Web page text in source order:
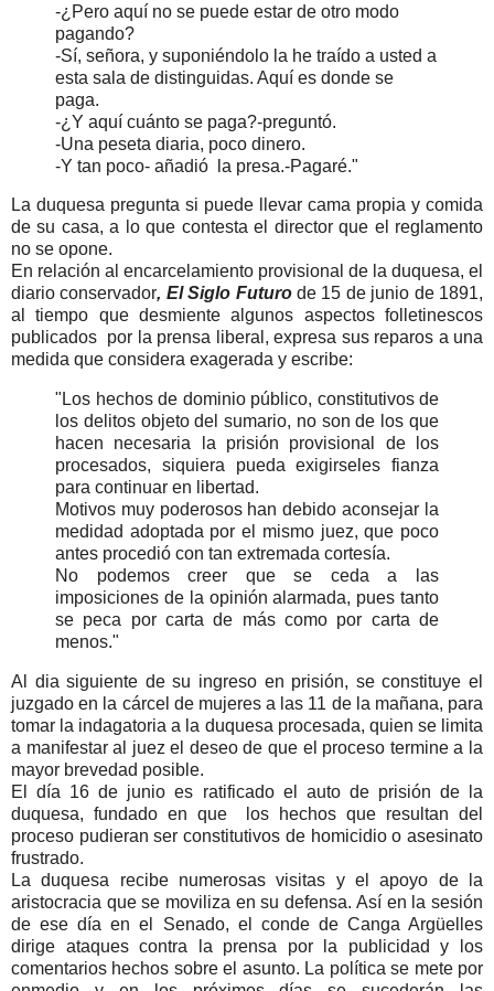
-¿Pero aquí no se puede estar de otro modo
pagando?
-Sí, señora, y suponiéndolo la he traído a usted a
esta sala de distinguidas. Aquí es donde se
paga.
-¿Y aquí cuánto se paga?-preguntó.
-Una peseta diaria, poco dinero.
-Y tan poco- añadió la presa.-Pagaré."
La duquesa pregunta si puede llevar cama propia y comida
de su casa, a lo que contesta el director que el reglamento
no se opone.
En relación al encarcelamiento provisional de la duquesa, el
diario conservador, El Siglo Futurode 15 de junio de 1891,
al tiempo que desmiente algunos aspectos folletinescos
publicados por la prensa liberal, expresa sus reparos a una
medida que considera exagerada y escribe:
"Los hechos de dominio público, constitutivos de
los delitos objeto del sumario, no son de los que
hacen necesaria la prisión provisional de los
procesados, siquiera pueda exigirseles fianza
para continuar en libertad.
Motivos muy poderosos han debido aconsejar la
medidad adoptada por el mismo juez, que poco
antes procedió con tan extremada cortesía.
No podemos creer que se ceda a las
imposiciones de la opinión alarmada, pues tanto
se peca por carta de más como por carta de
menos."
Al dia siguiente de su ingreso en prisión, se constituye el
juzgado en la cárcel de mujeres a las 11 de la mañana, para
tomar la indagatoria a la duquesa procesada, quien se limita
a manifestar al juez el deseo de que el proceso termine a la
mayor brevedad posible.
El día 16 de junio es ratificado el auto de prisión de la
duquesa, fundado en que los hechos que resultan del
proceso pudieran ser constitutivos de homicidio o asesinato
frustrado.
La duquesa recibe numerosas visitas y el apoyo de la
aristocracia que se moviliza en su defensa. Así en la sesión
de ese día en el Senado, el conde de Canga Argüelles
dirige ataques contra la prensa por la publicidad y los
comentarios hechos sobre el asunto. La política se mete por